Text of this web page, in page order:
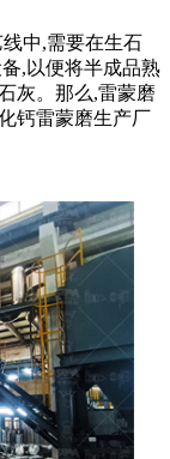
中,需要在生石
,以便将半成品熟
灰。那么,雷蒙磨
钙雷蒙磨生产厂